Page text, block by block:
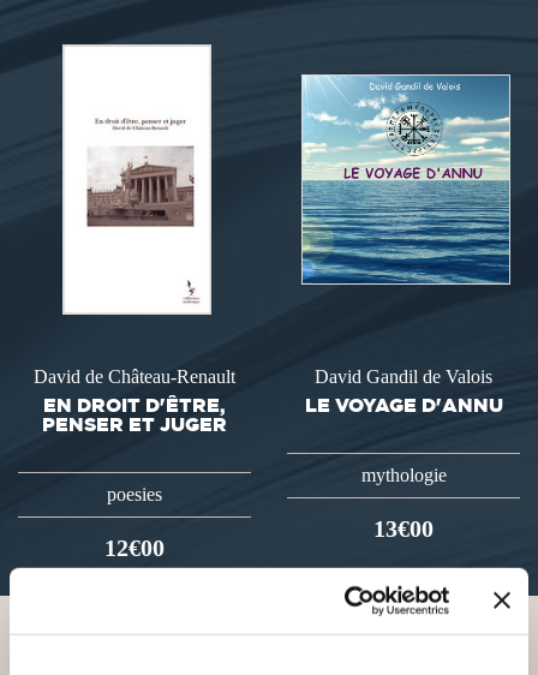
David de Château-Renault
EN DROIT D'ÊTRE,
PENSER ET JUGER
poesies
12€00
David Gandil de Valois
LE VOYAGE D'ANNU
mythologie
13€00